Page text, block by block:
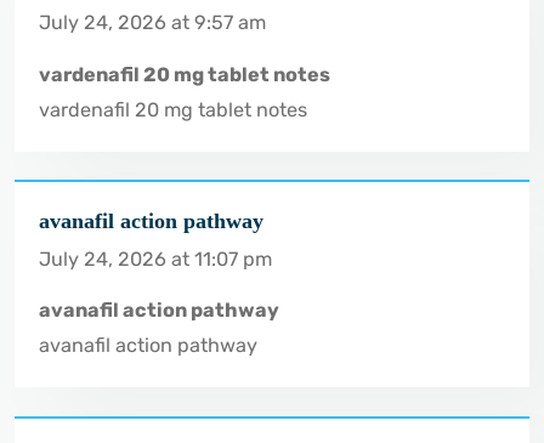
July 24, 2026 at 9:57 am
vardenafil 20 mg tablet notes
vardenafil 20 mg tablet notes
avanafil action pathway
July 24, 2026 at 11:07 pm
avanafil action pathway
avanafil action pathway